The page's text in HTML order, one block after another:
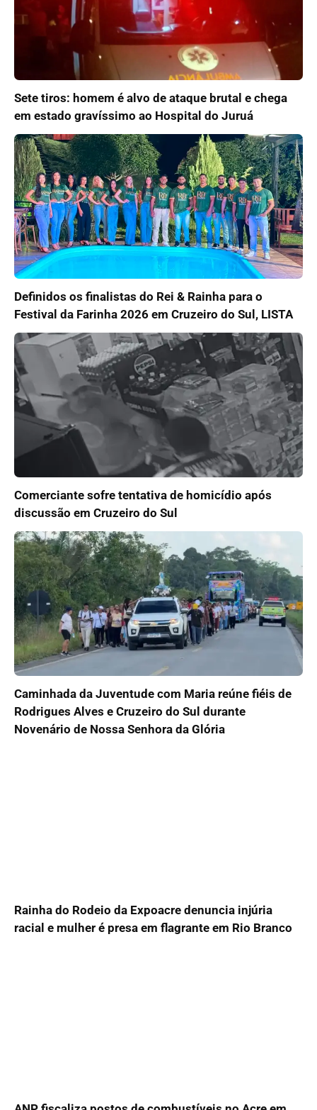
Sete tiros: homem é alvo de ataque brutal e chega
em estado gravíssimo ao Hospital do Juruá
Definidos os finalistas do Rei & Rainha para o
Festival da Farinha 2026 em Cruzeiro do Sul, LISTA
Comerciante sofre tentativa de homicídio após
discussão em Cruzeiro do Sul
Caminhada da Juventude com Maria reúne fiéis de
Rodrigues Alves e Cruzeiro do Sul durante
Novenário de Nossa Senhora da Glória
Rainha do Rodeio da Expoacre denuncia injúria
racial e mulher é presa em flagrante em Rio Branco